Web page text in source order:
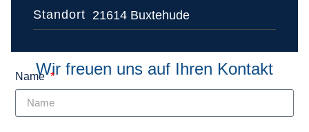
Standort 21614 Buxtehude
Wir freuen uns auf Ihren Kontakt
Name